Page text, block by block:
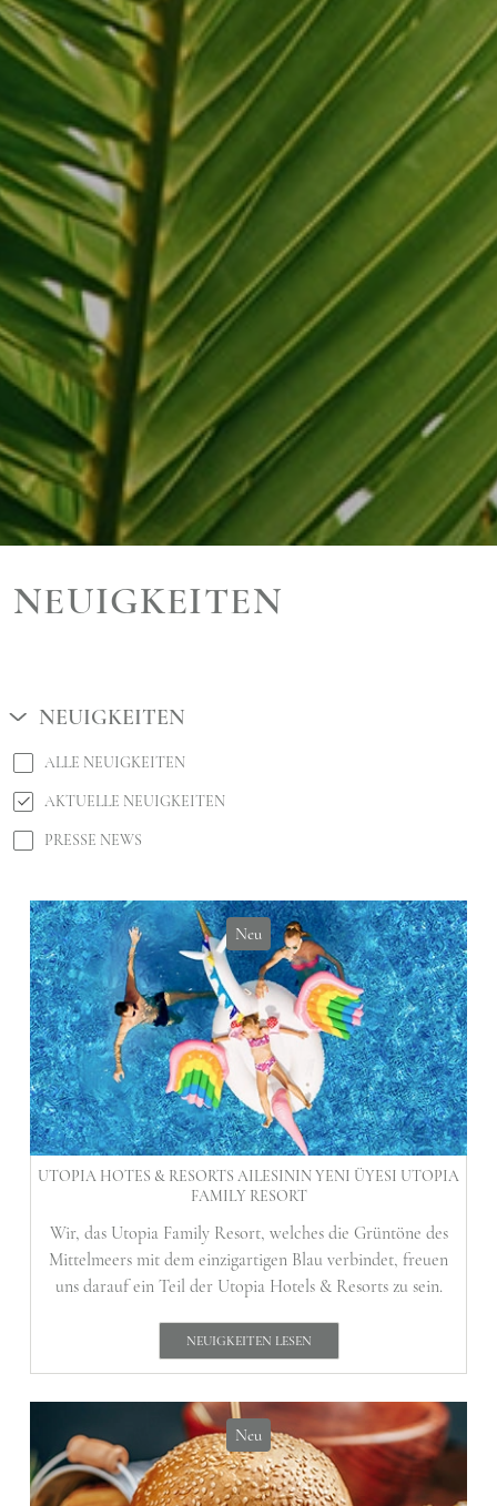
NEUIGKEITEN
Neu
UTOPIA HOTES & RESORTS AILESININ YENI ÜYESI UTOPIA
FAMILY RESORT
Wir, das Utopia Family Resort, welches die Grüntöne des
Mittelmeers mit dem einzigartigen Blau verbindet, freuen
uns darauf ein Teil der Utopia Hotels & Resorts zu sein.
NEUIGKEITEN LESEN
Neu
NEUIGKEITEN
ALLE NEUIGKEITEN
AKTUELLE NEUIGKEITEN
PRESSE NEWS